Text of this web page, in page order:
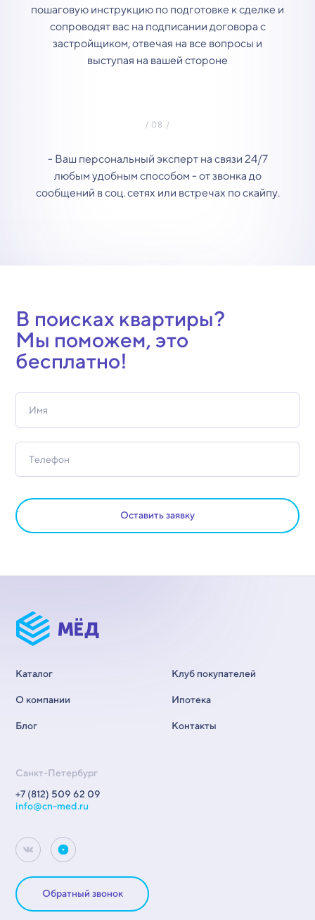
пошаговую инструкцию по подготовке к сделке и
сопроводят вас на подписании договора с
застройщиком, отвечая на все вопросы и
выступая на вашей стороне
- Ваш персональный эксперт на связи 24/7
любым удобным способом - от звонка до
сообщений в соц. сетях или встречах по скайпу.
В поисках квартиры?
Мы поможем, это
бесплатно!
Оставить заявку
Каталог
О компании
Блог
Клуб покупателей
Ипотека
Контакты
Санкт-Петербург
+7 (812) 509 62 09
info@cn-med.ru
Обратный звонок